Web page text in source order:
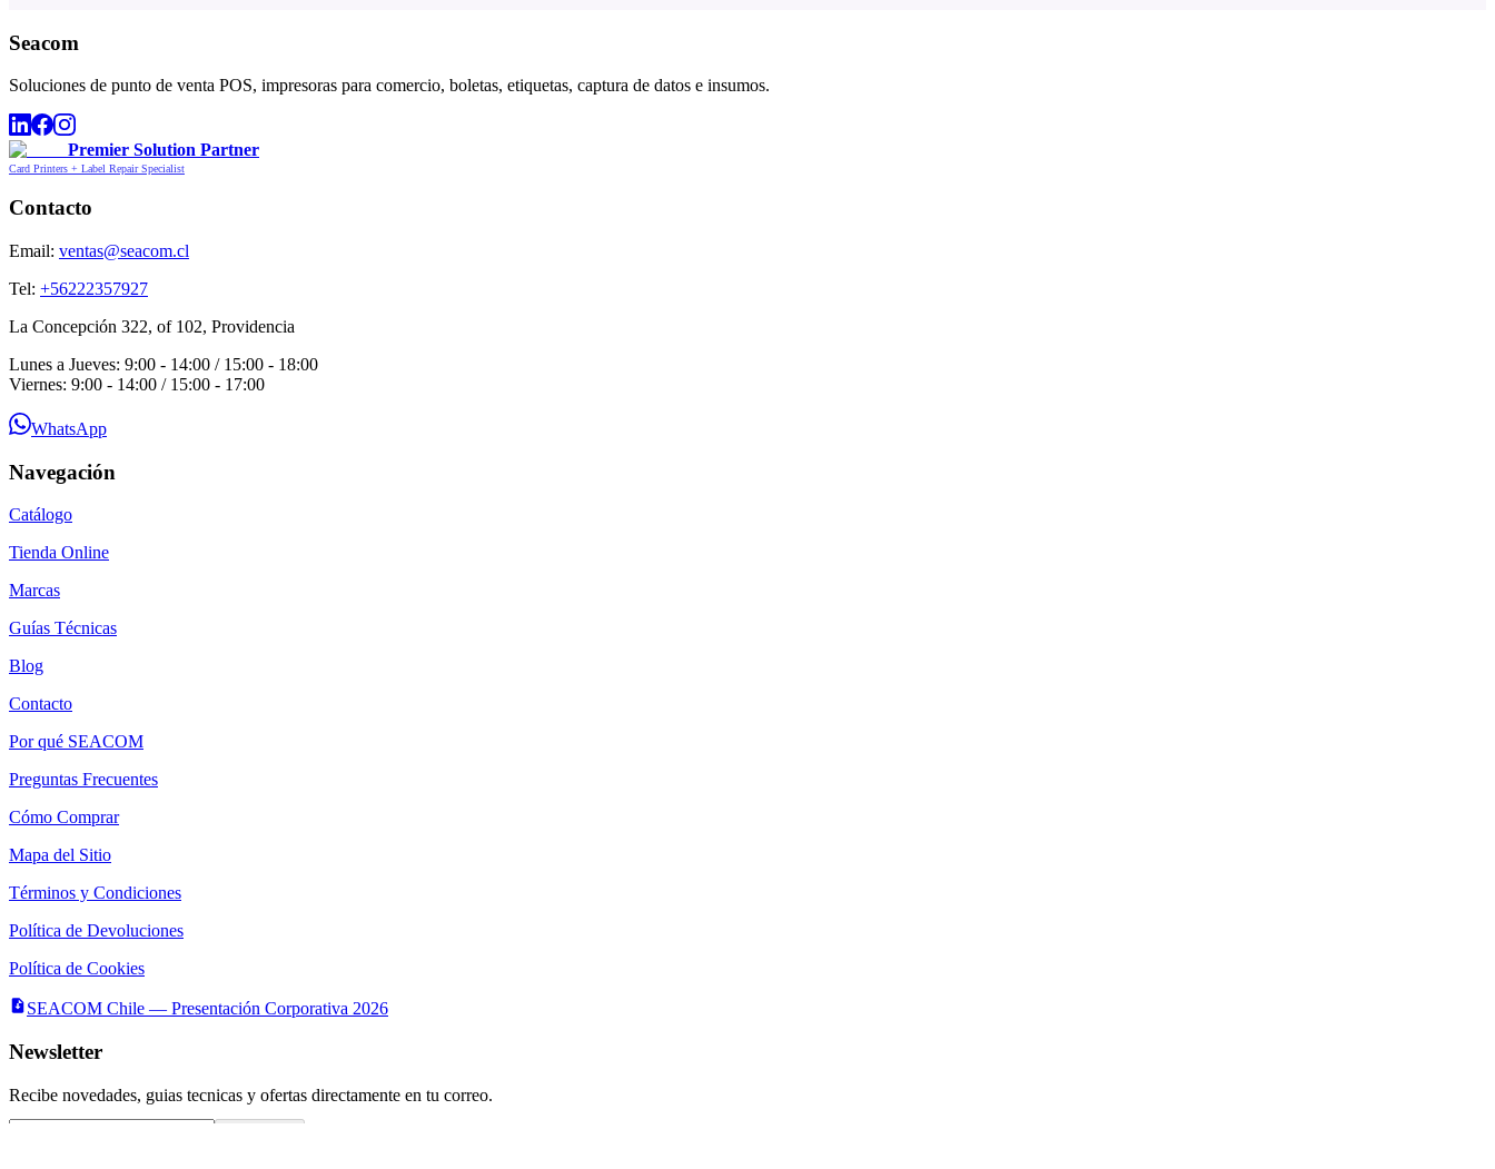
Seacom
Soluciones de punto de venta POS, impresoras para comercio, boletas, etiquetas, captura de datos e insumos.
Premier Solution Partner
Card Printers + Label Repair Specialist
Contacto
Email: ventas@seacom.cl
Tel: +56222357927
La Concepción 322, of 102, Providencia
Lunes a Jueves: 9:00 - 14:00 / 15:00 - 18:00
Viernes: 9:00 - 14:00 / 15:00 - 17:00
WhatsApp
Navegación
Catálogo
Tienda Online
Marcas
Guías Técnicas
Blog
Contacto
Por qué SEACOM
Preguntas Frecuentes
Cómo Comprar
Mapa del Sitio
Términos y Condiciones
Política de Devoluciones
Política de Cookies
SEACOM Chile — Presentación Corporativa 2026
Newsletter
Recibe novedades, guias tecnicas y ofertas directamente en tu correo.